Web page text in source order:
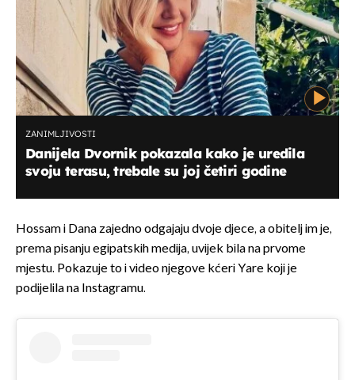
ZANIMLJIVOSTI
Danijela Dvornik pokazala kako je uredila
svoju terasu, trebale su joj četiri godine
Hossam i Dana zajedno odgajaju dvoje djece, a obitelj im je,
prema pisanju egipatskih medija, uvijek bila na prvome
mjestu. Pokazuje to i video njegove kćeri Yare koji je
podijelila na Instagramu.